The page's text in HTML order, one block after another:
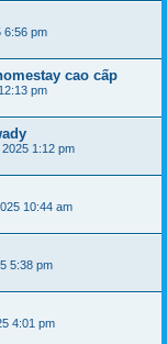
6:56 pm
cao cấp
pm
1:12 pm
10:44 am
5:38 pm
4:01 pm